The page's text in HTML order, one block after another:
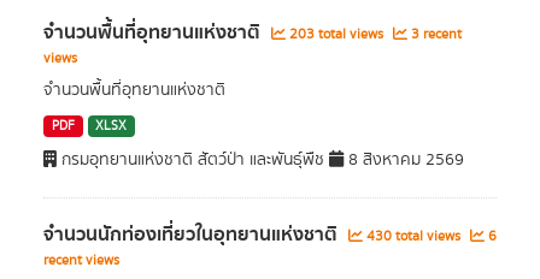
จำนวนพื้นที่อุทยานแห่งชาติ 203 total views
3 recent
views
จำนวนพื้นที่อุทยานแห่งชาติ
PDF XLSX
กรมอุทยานแห่งชาติ สัตว์ป่า และพันธุ์พืช 8 สิงหาคม 2569
จำนวนนักท่องเที่ยวในอุทยานแห่งชาติ 430 total views
6
recent views